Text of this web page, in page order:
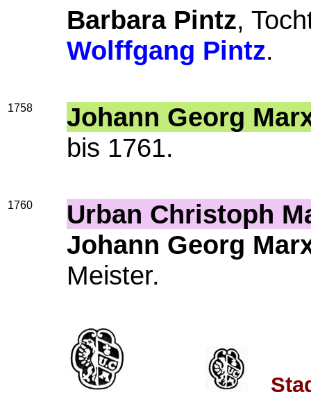
Barbara Pintz,
Wolffgang Pintz.
1758
Johann Georg
bis 1761.
1760
Urban Christoph
Johann Georg
Meister.